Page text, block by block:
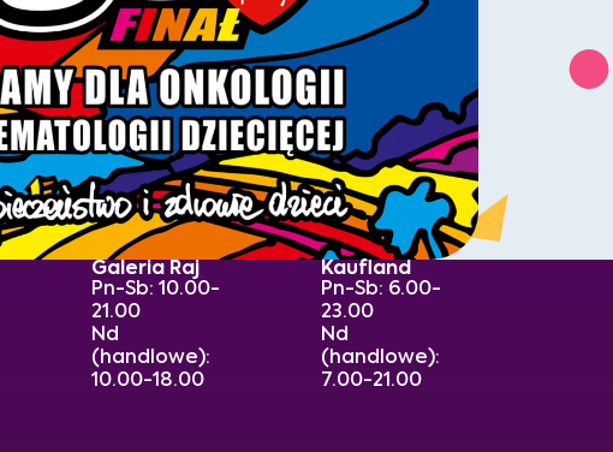
Galeria Raj
Pn-Sb: 10.00-
21.00
Nd
(handlowe):
10.00-18.00
Kaufland
Pn-Sb: 6.00-
23.00
Nd
(handlowe):
7.00-21.00